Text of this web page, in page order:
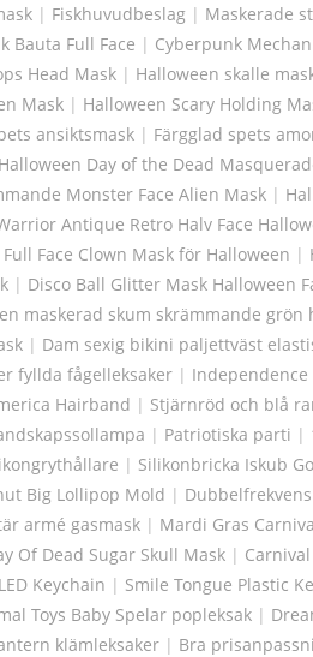
| Fiskhuvudbeslag | Maskerade
Bauta Full Face | Cyberpunk
Head Mask | Halloween skalle
Mask | Halloween Scary Holding
ansiktsmask | Färgglad spets
Halloween Day of the Dead
Monster Face Alien Mask |
Antique Retro Halv Face
Full Face Clown Mask för Halloween |
| Disco Ball Glitter Mask Halloween
maskerad skum skrämmande grön
| Dam sexig bikini paljettväst
fyllda fågelleksaker |
Hairband | Stjärnröd och blå
| Patriotiska parti |
| Silikonbricka Iskub
Big Lollipop Mold |
armé gasmask | Mardi Gras
Of Dead Sugar Skull Mask |
Keychain | Smile Tongue Plastic
Toys Baby Spelar popleksak |
klämleksaker | Bra